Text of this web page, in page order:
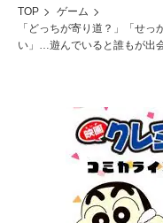
TOP
ゲーム
「どっちが寄り道？」「せ
い」…遊んでいると誰もが出